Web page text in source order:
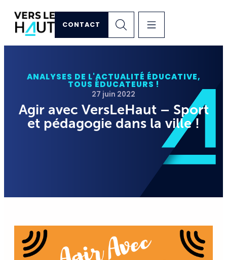
CONTACT
ANALYSES DE L'ACTUALITÉ ÉDUCATIVE,
TOUS ÉDUCATEURS !
27 juin 2022
Agir avec VersLeHaut – Sport
et pédagogie dans la ville !